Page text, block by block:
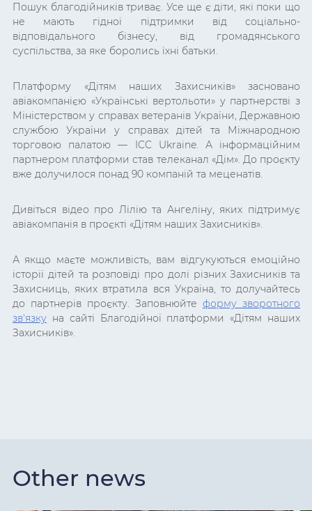
Пошук благодійників триває. Усе ще є діти, які поки що
не мають гідної підтримки від соціально-
відповідального бізнесу, від громадянського
суспільства, за яке боролись їхні батьки.
Платформу «Дітям наших Захисників» засновано
авіакомпанією «Українські вертольоти» у партнерстві з
Міністерством у справах ветеранів України, Державною
службою України у справах дітей та Міжнародною
торговою палатою — ICC Ukraine. А інформаційним
партнером платформи став телеканал «Дім». До проєкту
вже долучилося понад 90 компаній та меценатів.
Дивіться відео про Лілію та Ангеліну, яких підтримує
авіакомпанія в проєкті «Дітям наших Захисників».
А якщо маєте можливість, вам відгукуються емоційно
історії дітей та розповіді про долі різних Захисників та
Захисниць, яких втратила вся Україна, то долучайтесь
до партнерів проєкту. Заповнюйте форму зворотного
зв'язку на сайті Благодійної платформи «Дітям наших
Захисників».
Other news